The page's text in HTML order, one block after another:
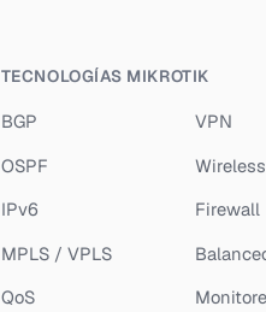
TECNOLOGÍAS MIKROTIK
BGP
OSPF
IPv6
MPLS / VPLS
QoS
VPN
Firewall